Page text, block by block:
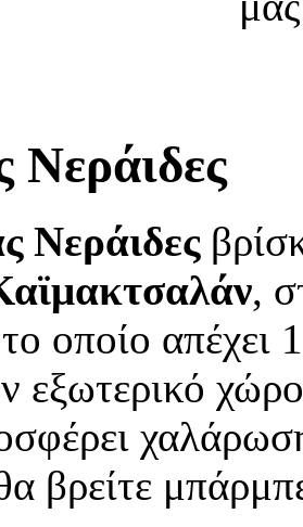
Νεράιδες
Νεράιδες
,
οποίο απέχει
εξωτερικό
βρείτε